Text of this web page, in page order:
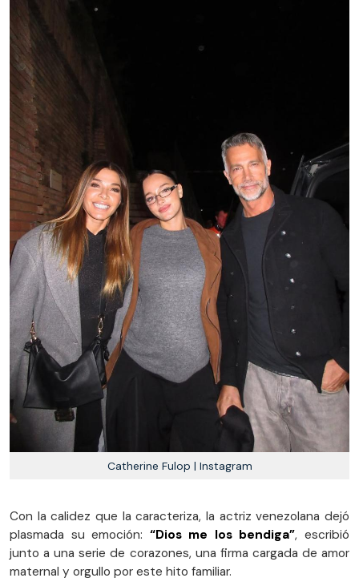
Catherine Fulop | Instagram
Con la calidez que la caracteriza, la actriz venezolana dejó
plasmada su emoción: “Dios me los bendiga”, escribió
junto a una serie de corazones, una firma cargada de amor
maternal y orgullo por este hito familiar.